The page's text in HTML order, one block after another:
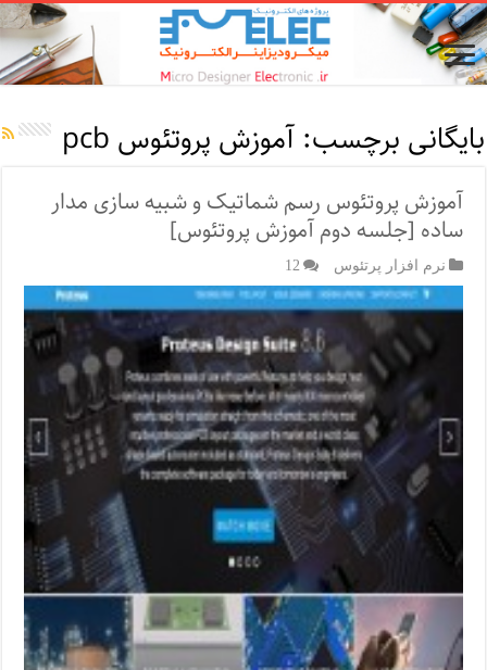
بایگانی برچسب:آموزش پروتئوس pcb
آموزش پروتئوس رسم شماتیک و شبیه سازی مدار
ساده [جلسه دوم آموزش پروتئوس]
نرم افزار پرتئوس 12